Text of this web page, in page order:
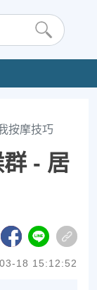
按摩技巧
群 - 居
18 15:12:52